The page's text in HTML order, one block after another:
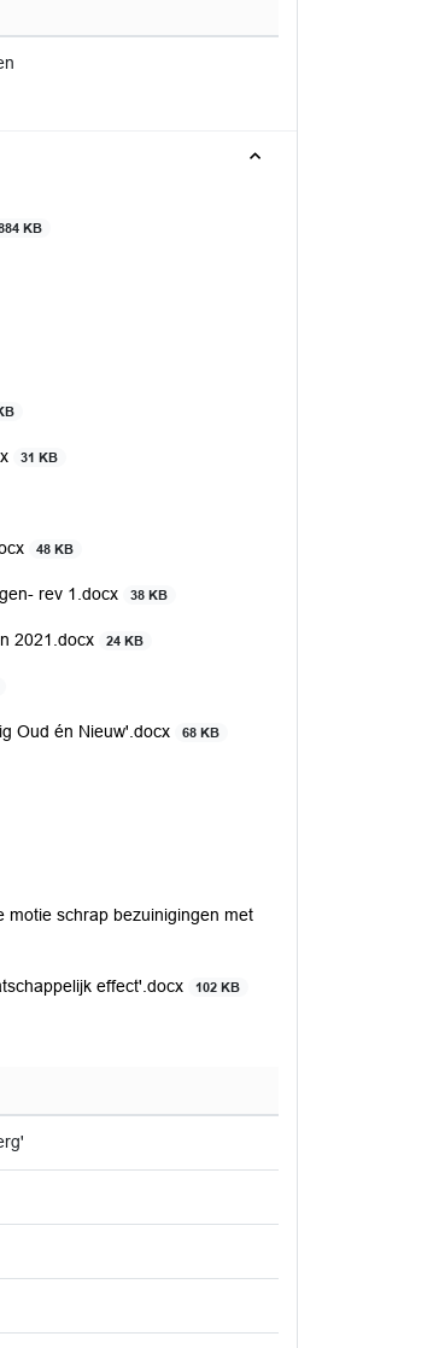
KB
31 KB
48 KB
rev 1.docx 38 KB
2021.docx 24 KB
Oud én Nieuw'.docx 68 KB
motie schrap bezuinigingen met
effect'.docx 102 KB